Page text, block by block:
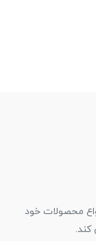
محصولات خود